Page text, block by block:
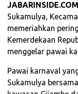
JABARINSIDE.COM
Sukamulya,
memeriahkan
Kemerdekaan
menggelar pawai
Pawai karnaval
Sukamulya